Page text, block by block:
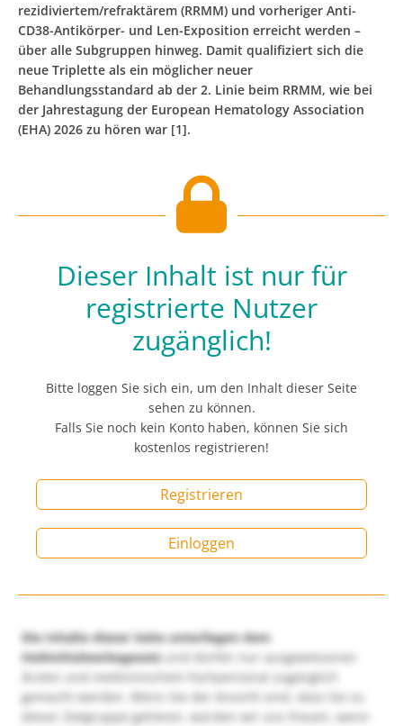
rezidiviertem/refraktärem (RRMM) und vorheriger Anti-
CD38-Antikörper- und Len-Exposition erreicht werden –
über alle Subgruppen hinweg. Damit qualifiziert sich die
neue Triplette als ein möglicher neuer
Behandlungsstandard ab der 2. Linie beim RRMM, wie bei
der Jahrestagung der European Hematology Association
(EHA) 2026 zu hören war [1].
Dieser Inhalt ist nur für
registrierte Nutzer
zugänglich!
Bitte loggen Sie sich ein, um den Inhalt dieser Seite
sehen zu können.
Falls Sie noch kein Konto haben, können Sie sich
kostenlos registrieren!
Registrieren
Einloggen
Die Inhalte dieser Seite unterliegen dem
Heilmittelwerbegesetzund dürfen nur ausgewiesenen
Ärzten und medizinischem Fachpersonal zugänglich
gemacht werden. Wenn Sie der Ansicht sind, dass Sie zu
dieser Zielgruppe gehören, würden wir uns freuen, wenn